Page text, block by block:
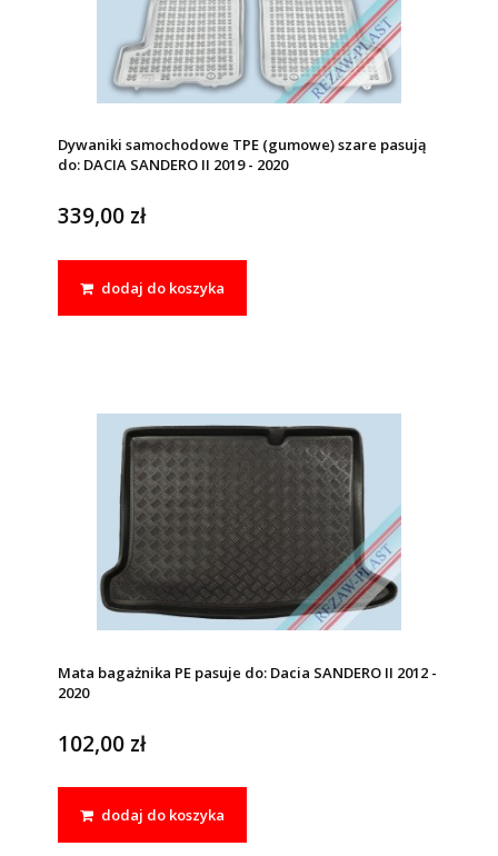
Dywaniki samochodowe TPE (gumowe) szare pasują
do: DACIA SANDERO II 2019 - 2020
339,00 zł
dodaj do koszyka
Mata bagażnika PE pasuje do: Dacia SANDERO II 2012 -
2020
102,00 zł
dodaj do koszyka